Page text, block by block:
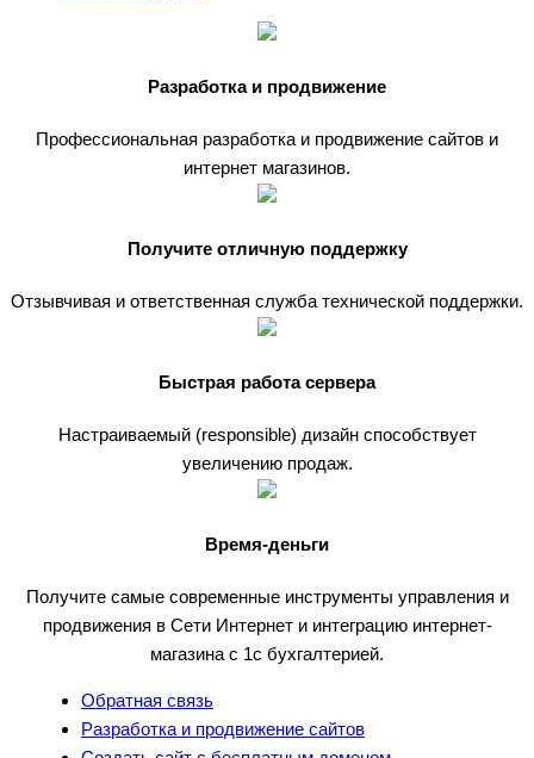
Разработка и продвижение
Профессиональная разработка и продвижение сайтов и
интернет магазинов.
Получите отличную поддержку
Отзывчивая и ответственная служба технической поддержки.
Быстрая работа сервера
Настраиваемый (responsible) дизайн способствует
увеличению продаж.
Время-деньги
Получите самые современные инструменты управления и
продвижения в Сети Интернет и интеграцию интернет-
магазина с 1с бухгалтерией.
Обратная связь
Разработка и продвижение сайтов